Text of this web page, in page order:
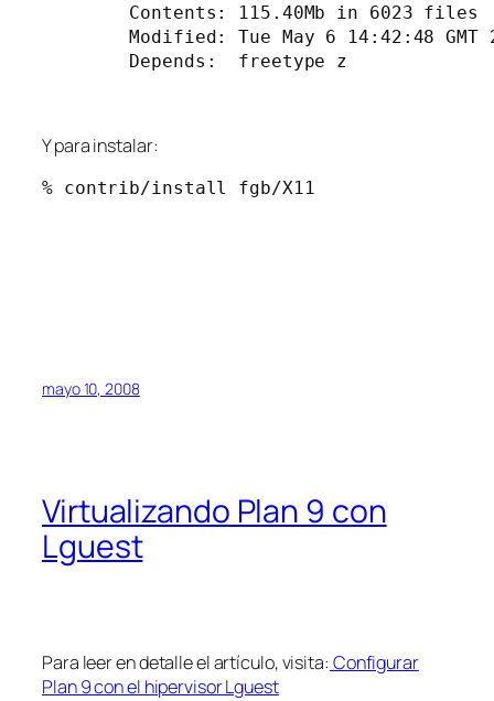
Contents: 115.40Mb in 6023 files
Modified: Tue May 6 14:42:48 GMT
Depends:  freetype z
Y para instalar:
mayo 10, 2008
Virtualizando Plan 9 con
Lguest
Para leer en detalle el artículo, visita: Configurar
Plan 9 con el hipervisor Lguest